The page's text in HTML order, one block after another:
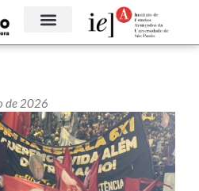
de 2026